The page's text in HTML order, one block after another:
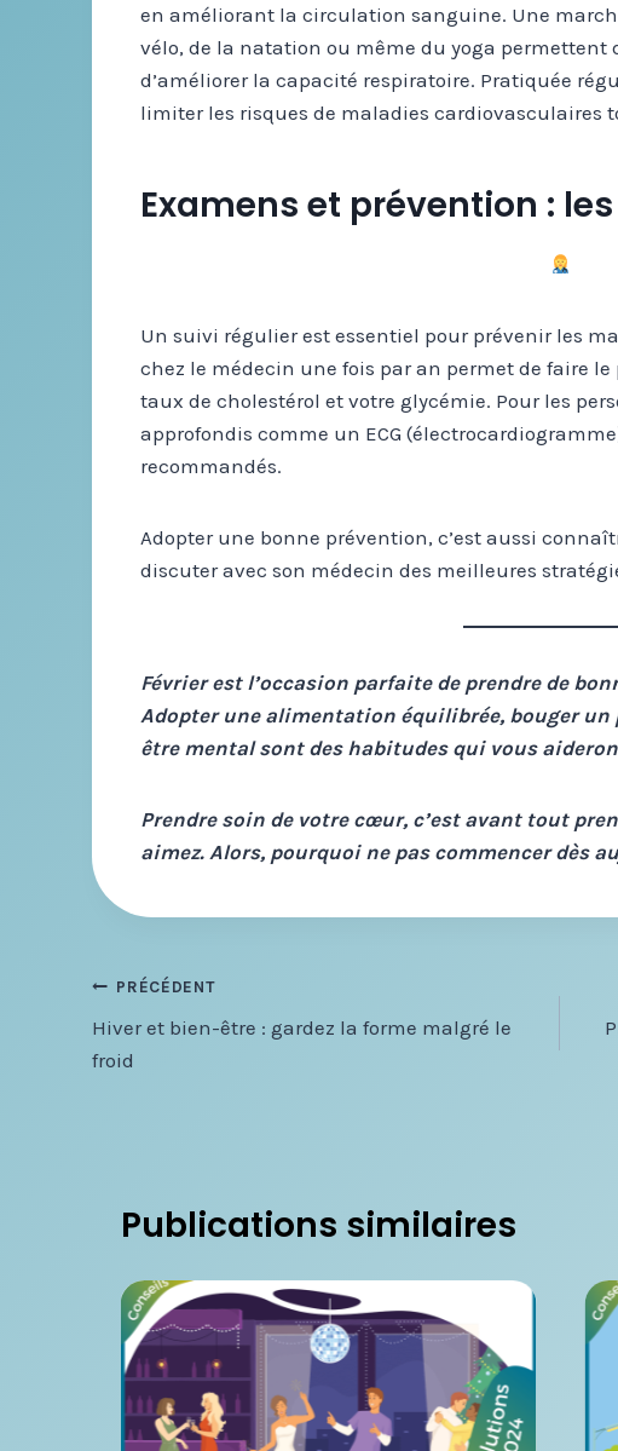
en améliorant la circulation sanguine. Une
vélo, de la natation ou même du yoga
d’améliorer la capacité respiratoire. Pratiquée
limiter les risques de maladies cardiovasculaires
Examens et prévention :
Un suivi régulier est essentiel pour prévenir les
chez le médecin une fois par an permet de faire
taux de cholestérol et votre glycémie. Pour les
approfondis comme un ECG
recommandés.
Adopter une bonne prévention, c’est aussi
discuter avec son médecin des meilleures
Février est l’occasion parfaite de prendre de
Adopter une alimentation équilibrée, bouger un
être mental sont des habitudes qui vous
Prendre soin de votre cœur, c’est avant tout
aimez. Alors, pourquoi ne pas commencer dès
Navigation
de
PRÉCÉDENT
Hiver et bien-être : gardez la forme malgré le
froid
Publications similaires